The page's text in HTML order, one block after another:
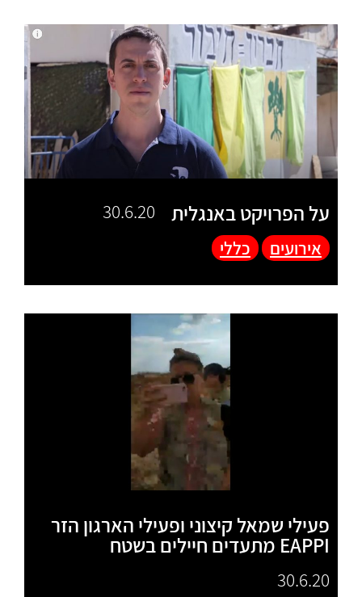
על הפרויקט באנגלית 30.6.20
אירועים כללי
פעילי שמאל קיצוני ופעילי הארגון הזר
EAPPI מתעדים חיילים בשטח
30.6.20